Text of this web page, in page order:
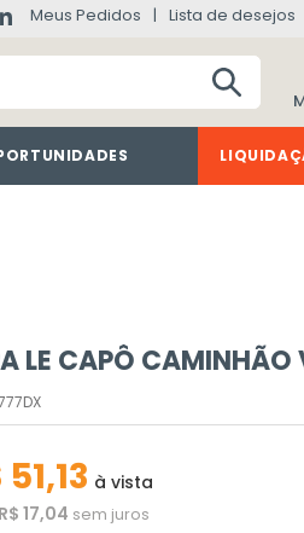
Meus Pedidos Lista de desejos
LE CAPÔ CAMINHÃO
51,13 à vista
R$ 17,04 sem juros